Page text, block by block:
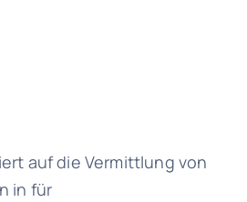
auf die Vermittlung von
in für